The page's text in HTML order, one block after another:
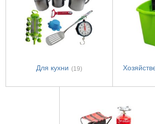
Для кухни (19)